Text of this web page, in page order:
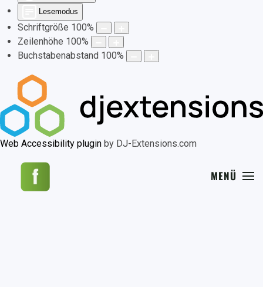
Lesemodus
Schriftgröße 100%
Zeilenhöhe 100%
Buchstabenabstand 100%
Web Accessibility plugin by DJ-Extensions.com
MENÜ